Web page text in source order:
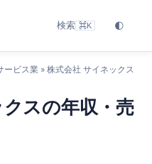
検索 ⌘K 🌓
ービス業 » 株式会社 サイネックス
スの年収・売